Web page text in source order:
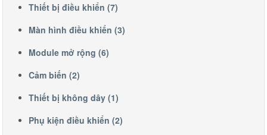
Thiết bị điều khiển (7)
Màn hình điều khiển (3)
Module mở rộng (6)
Cảm biến (2)
Thiết bị không dây (1)
Phụ kiện điều khiển (2)